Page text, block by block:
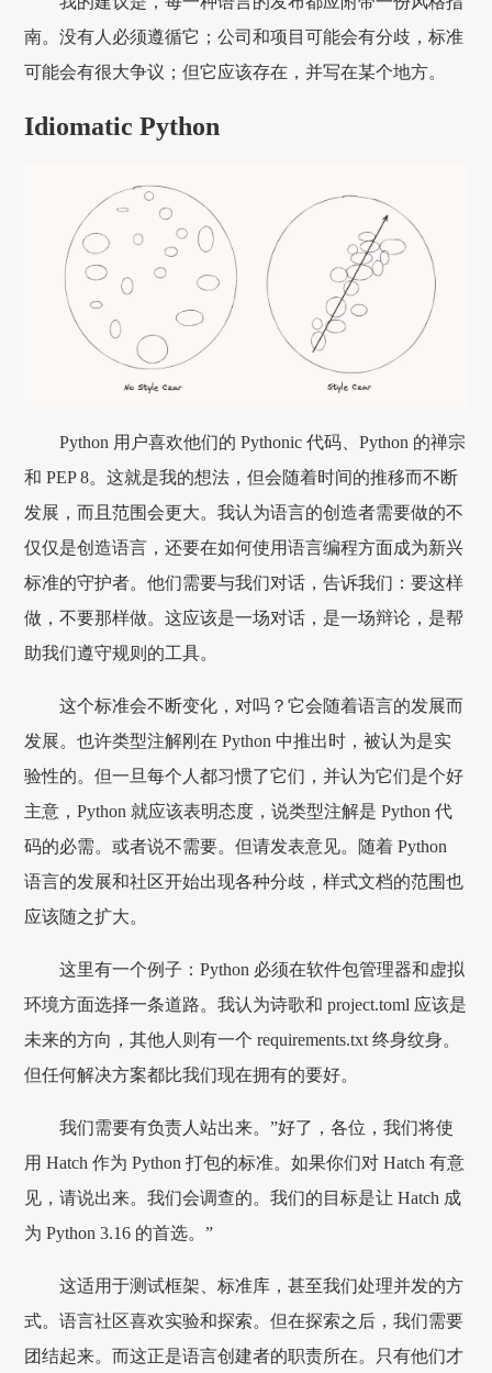
南。没有人必须遵循它；公司和项目可能会有分歧，标准
可能会有很大争议；但它应该存在，并写在某个地方。
Idiomatic Python
Python 用户喜欢他们的 Pythonic 代码、Python 的禅宗
和 PEP 8。这就是我的想法，但会随着时间的推移而不断
发展，而且范围会更大。我认为语言的创造者需要做的不
仅仅是创造语言，还要在如何使用语言编程方面成为新兴
标准的守护者。他们需要与我们对话，告诉我们：要这样
做，不要那样做。这应该是一场对话，是一场辩论，是帮
助我们遵守规则的工具。
这个标准会不断变化，对吗？它会随着语言的发展而
发展。也许类型注解刚在 Python 中推出时，被认为是实
验性的。但一旦每个人都习惯了它们，并认为它们是个好
主意，Python 就应该表明态度，说类型注解是 Python 代
码的必需。或者说不需要。但请发表意见。随着 Python
语言的发展和社区开始出现各种分歧，样式文档的范围也
应该随之扩大。
这里有一个例子：Python 必须在软件包管理器和虚拟
环境方面选择一条道路。我认为诗歌和 project.toml 应该是
未来的方向，其他人则有一个 requirements.txt 终身纹身。
但任何解决方案都比我们现在拥有的要好。
我们需要有负责人站出来。”好了，各位，我们将使
用 Hatch 作为 Python 打包的标准。如果你们对 Hatch 有意
见，请说出来。我们会调查的。我们的目标是让 Hatch 成
为 Python 3.16 的首选。”
这适用于测试框架、标准库，甚至我们处理并发的方
式。语言社区喜欢实验和探索。但在探索之后，我们需要
团结起来。而这正是语言创建者的职责所在。只有他们才